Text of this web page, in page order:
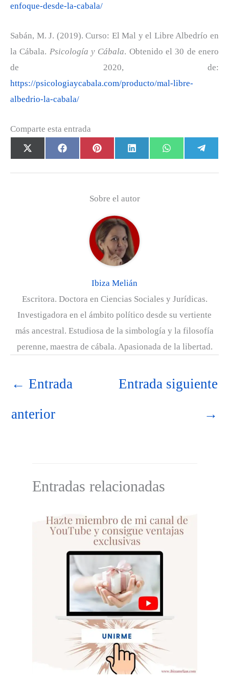
enfoque-desde-la-cabala/
Sabán, M. J. (2019). Curso: El Mal y el Libre Albedrío en
la Cábala. Psicología y Cábala. Obtenido el 30 de enero
de 2020, de:
https://psicologiaycabala.com/producto/mal-libre-
albedrio-la-cabala/
Comparte esta entrada
Compartir
en
X
(
Compartir
en
F
a
Compartir
en
P
i
t
e
r
e
s
t
Compartir
en
L
i
k
d
I
n
Compartir
en
W
h
en
T
e
Sobre el autor
Ibiza Melián
Escritora. Doctora en Ciencias Sociales y Jurídicas.
Investigadora en el ámbito político desde su vertiente
más ancestral. Estudiosa de la simbología y la filosofía
perenne, maestra de cábala. Apasionada de la libertad.
← Entrada
anterior
Entrada siguiente
→
Entradas relacionadas